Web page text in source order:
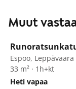
Muut
Espoo, Leppävaara
33 m² · 1h+kt
Heti vapaa